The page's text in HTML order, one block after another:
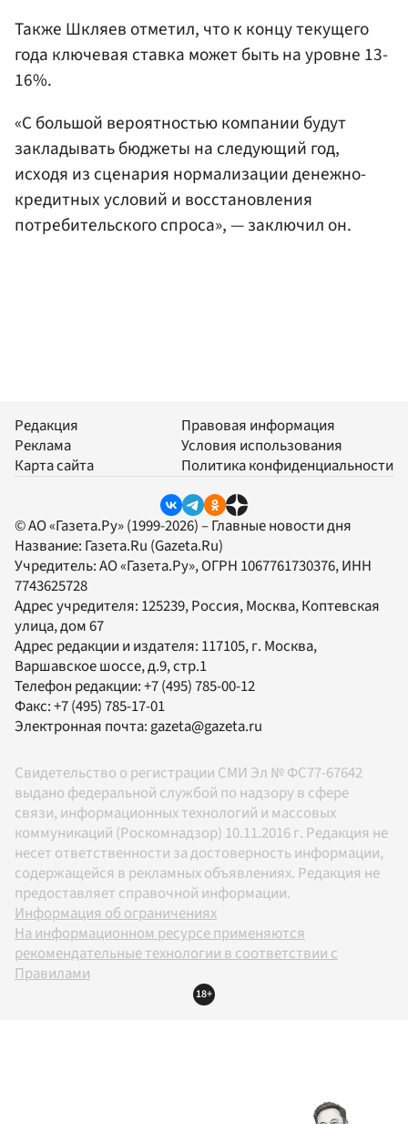
Также Шкляев отметил, что к концу текущего
года ключевая ставка может быть на уровне 13-
16%.
«С большой вероятностью компании будут
закладывать бюджеты на следующий год,
исходя из сценария нормализации денежно-
кредитных условий и восстановления
потребительского спроса», — заключил он.
Редакция
Реклама
Карта сайта
Правовая информация
Условия использования
Политика конфиденциальности
© АО «Газета.Ру» (1999-2026) – Главные новости дня
Название: Газета.Ru (Gazeta.Ru)
Учредитель:АО «Газета.Ру», ОГРН 1067761730376, ИНН
7743625728
Адрес учредителя: 125239, Россия, Москва, Коптевская
улица, дом 67
Адрес редакции и издателя: 117105, г. Москва,
Варшавское шоссе, д.9, стр.1
Телефон редакции:+7 (495) 785-00-12
Факс:+7 (495) 785-17-01
Электронная почта:gazeta@gazeta.ru
Свидетельство о регистрации СМИ Эл № ФС77-67642
выдано федеральной службой по надзору в сфере
связи, информационных технологий и массовых
коммуникаций (Роскомнадзор) 10.11.2016 г. Редакция не
несет ответственности за достоверность информации,
содержащейся в рекламных объявлениях. Редакция не
предоставляет справочной информации.
Информация об ограничениях
На информационном ресурсе применяются
рекомендательные технологии в соответствии с
Правилами
18+